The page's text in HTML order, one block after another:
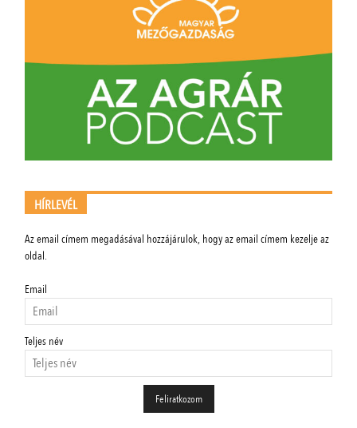
HÍRLEVÉL
Az email címem megadásával hozzájárulok, hogy az email címem kezelje az
oldal.
Email
Teljes név